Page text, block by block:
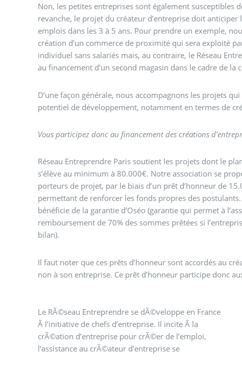
Non, les petites entreprises sont également susceptibles
revanche, le projet du créateur d’entreprise doit anticiper
emplois dans les 3 à 5 ans. Pour prendre un exemple,
création d’un commerce de proximité qui sera exploité
individuel sans salariés mais, au contraire, le Réseau
au financement d’un second magasin dans le cadre de la
D’une façon générale, nous accompagnons les projets
potentiel de développement, notamment en termes de
Vous participez donc au financement des créations
Réseau Entreprendre Paris soutient les projets dont le
s’élève au minimum à 80.000€. Notre association se
porteurs de projet, par le biais d’un prêt d’honneur de
permettant de renforcer les fonds propres des postulants.
bénéficie de la garantie d’Oséo (garantie qui permet à
remboursement de 70% des sommes prêtées si
bilan).
Il faut noter que ces prêts d’honneur sont accordés au
non à son entreprise. Ce prêt d’honneur participe donc
Le RÃ©seau Entreprendre se dÃ©veloppe en France
Ã l’initiative de chefs d’entreprise. Il incite Ã la
crÃ©ation d’entreprise pour crÃ©er de l’emploi,
l’assistance au crÃ©ateur d’entreprise se
dÃ©veloppant autour d’un accompagnement
individuel et la possibilitÃ© d’accorder des prÃªts au
crÃ©ateur d’entreprise pour des montants compris